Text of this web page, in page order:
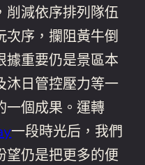
削減依序排列隊伍
序，攔阻黃牛倒
據重要仍是景區本
沐日管控壓力等一
一個成果。運轉
一段時光后，我們
望仍是把更多的便